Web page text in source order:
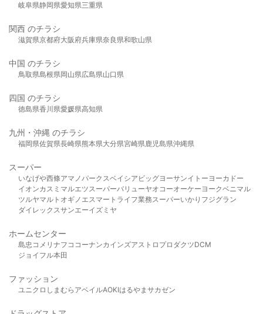
岐阜県静岡県愛知県三重県
関西 のチラシ
滋賀県京都府大阪府兵庫県奈良県和歌山県
中国 のチラシ
鳥取県島根県岡山県広島県山口県
四国 のチラシ
徳島県香川県愛媛県高知県
九州・沖縄 のチラシ
福岡県佐賀県長崎県熊本県大分県宮崎県鹿児島県沖縄県
スーパー
いなげや西條アマノパークスベイシア ビッグヨーサンイトーヨーカドー
イオンカスミ マルエツスーパーバリューヤオコーオーケー ヨークベニマル
ツルヤマルト オギノ エスマート ライフ業務スーパーいかり フジグラン
ダイレックスサンエーイズミヤ
ホームセンター
島忠 コメリ ナフコ コーナンカインズアストロプロダクツDCM
ジョイフル本田
ファッション
ユニクロ しまむら アベイルAOKIはるやま サカゼン